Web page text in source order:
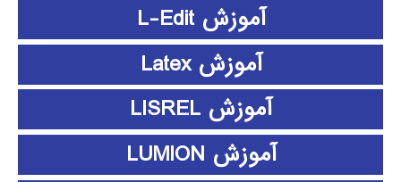
آموزش L-Edit
آموزش Latex
آموزش LISREL
آموزش LUMION